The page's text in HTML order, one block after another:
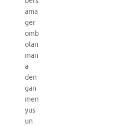
ama
ger
omb
olan
man
a
den
gan
men
yus
un